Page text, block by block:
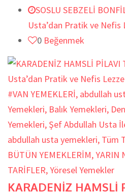
SOSLU SEBZELİ
Usta’dan Pratik ve Nefis
0 Beğenmek
#VAN YEMEKLERİ, abdullah
Yemekleri, Balık Yemekleri,
Yemekleri, Şef Abdullah Usta
abdullah usta yemekleri, Tüm
BÜTÜN YEMEKLERİM,YARIN
TARİFLER,Yöresel Yemekler
KARADENİZ HAMSLİ